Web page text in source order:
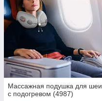
Массажная подушка для шеи
с подогревом (4987)